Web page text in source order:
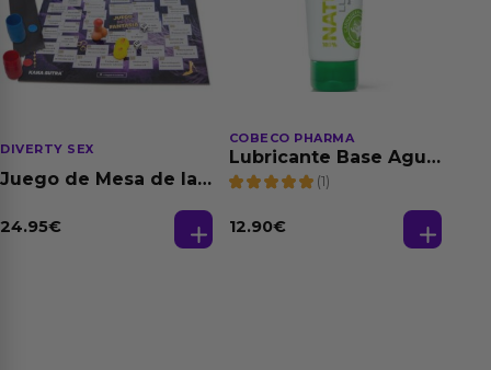
DIVERTY SEX
Juego de Mesa de las
24.95€
COBECO PHARMA
Lubricante Base Agua
100% Natural 125 ml
(1)
12.90€